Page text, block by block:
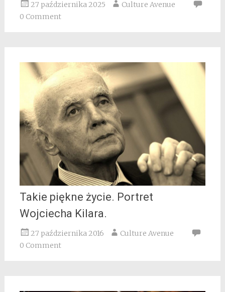
27 października 2025
Culture Avenue
0 Comment
Takie piękne życie. Portret
Wojciecha Kilara.
27 października 2016
Culture Avenue
0 Comment